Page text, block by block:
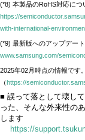
(*8) 本製品のRoHS対応につ
https://
with-international-
(*9) 最新版へのアップデート
www.samsung.com/
2025年02月時点の情報です
（https://
■ 誤って落として壊し
った、そんな外来性の
します
https://